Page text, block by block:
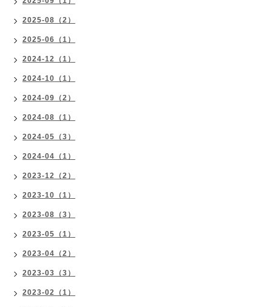
2025-08（2）
2025-06（1）
2024-12（1）
2024-10（1）
2024-09（2）
2024-08（1）
2024-05（3）
2024-04（1）
2023-12（2）
2023-10（1）
2023-08（3）
2023-05（1）
2023-04（2）
2023-03（3）
2023-02（1）